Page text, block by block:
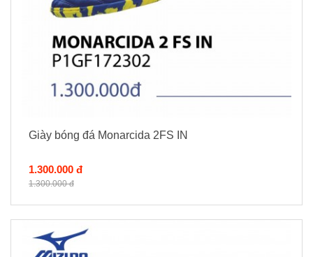
Giày bóng đá Monarcida 2FS IN
1.300.000 đ
1.300.000 đ